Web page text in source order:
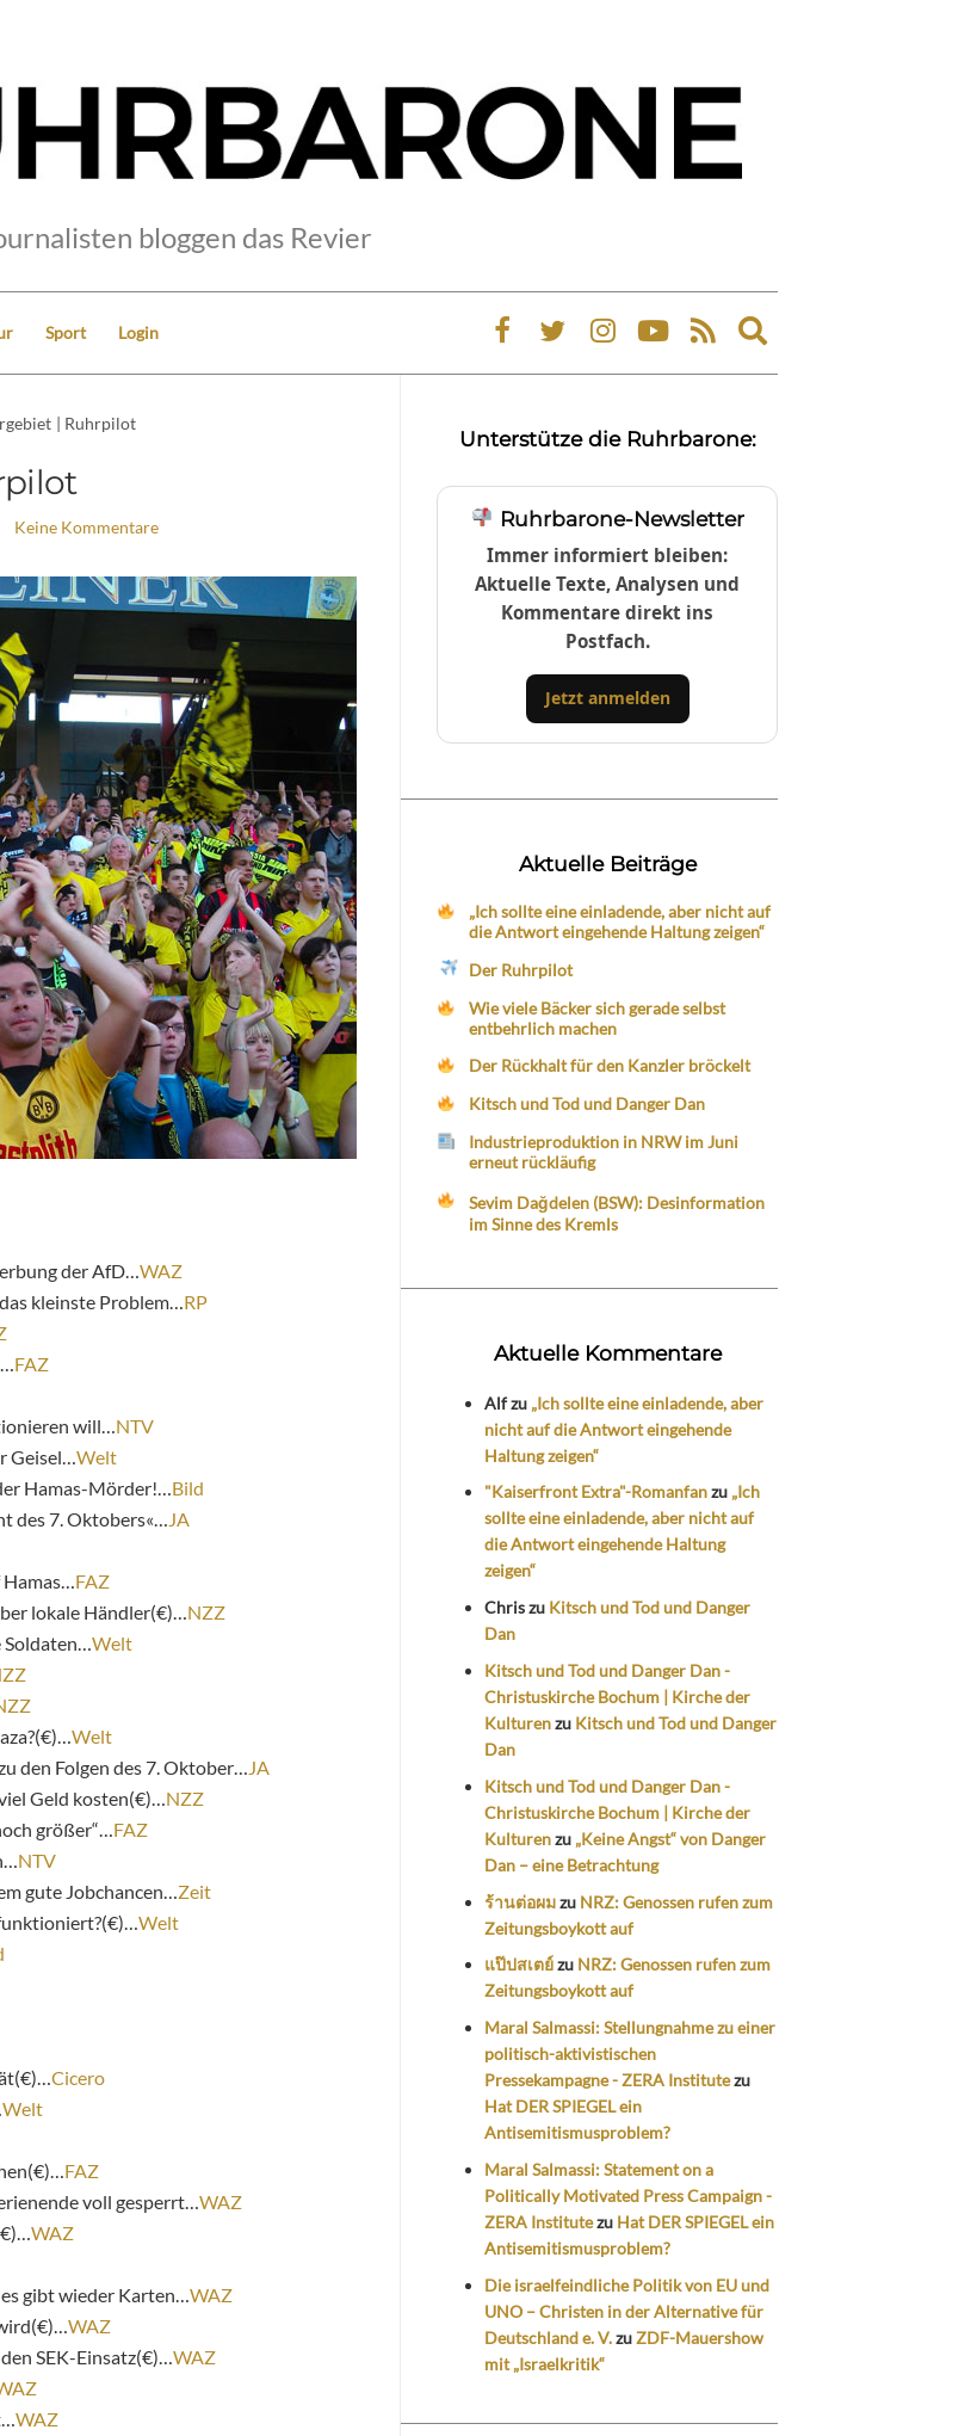
bloggen das Revier
Sport Login
Expand
search
| Ruhrpilot
Keine Kommentare
der AfD… WAZ
kleinste Problem… RP
FAZ
will… NTV
Welt
Hamas-Mörder!… Bild
des 7. Oktobers«…
JA
FAZ
lokale Händler(€)… NZZ
Welt
Welt
den Folgen des 7. Oktober…
JA
Geld kosten(€)… NZZ
größer“… FAZ
NTV
gute Jobchancen… Zeit
Welt
Cicero
Welt
FAZ
voll gesperrt… WAZ
WAZ
gibt wieder Karten… WAZ
WAZ
SEK-Einsatz(€)… WAZ
WAZ
Unterstütze die Ruhrbarone:
Ruhrbarone-Newsletter
Immer informiert bleiben:
Aktuelle Texte, Analysen und
Kommentare direkt ins
Postfach.
Jetzt anmelden
Aktuelle Beiträge
„Ich sollte eine einladende, aber nicht auf
die Antwort eingehende Haltung zeigen“
Der Ruhrpilot
Wie viele Bäcker sich gerade selbst
entbehrlich machen
Der Rückhalt für den Kanzler bröckelt
Kitsch und Tod und Danger Dan
Industrieproduktion in NRW im Juni
erneut rückläufig
Sevim Dağdelen (BSW): Desinformation
im Sinne des Kremls
Aktuelle Kommentare
Alfzu „Ich sollte eine einladende, aber
nicht auf die Antwort eingehende
Haltung zeigen“
"Kaiserfront Extra"-Romanfanzu „Ich
sollte eine einladende, aber nicht auf
die Antwort eingehende Haltung
zeigen“
Chriszu Kitsch und Tod und Danger
Dan
Kitsch und Tod und Danger Dan -
Christuskirche Bochum | Kirche der
Kulturenzu Kitsch und Tod und Danger
Dan
Kitsch und Tod und Danger Dan -
Christuskirche Bochum | Kirche der
Kulturenzu „Keine Angst“ von Danger
Dan – eine Betrachtung
ร้านต่อผมzu NRZ: Genossen rufen zum
Zeitungsboykott auf
แป๊ปสเตย์zu NRZ: Genossen rufen zum
Zeitungsboykott auf
Maral Salmassi: Stellungnahme zu einer
politisch-aktivistischen
Pressekampagne - ZERA Institutezu
Hat DER SPIEGEL ein
Antisemitismusproblem?
Maral Salmassi: Statement on a
Politically Motivated Press Campaign -
ZERA Institutezu Hat DER SPIEGEL ein
Antisemitismusproblem?
Die israelfeindliche Politik von EU und
UNO – Christen in der Alternative für
Deutschland e. V.zuZDF-Mauershow
mit „Israelkritik“